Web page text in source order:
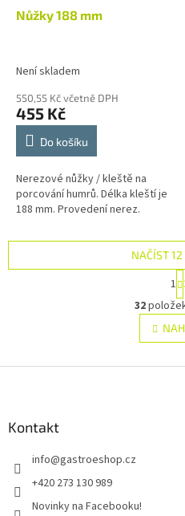
Nůžky 188 mm
Není skladem
550,55 Kč včetně DPH
455 Kč
Do košíku
Nerezové nůžky / kleště na
porcování humrů. Délka kleští je
188 mm. Provedení nerez.
O
l
NAČÍST
t
r
á
n
k
v
1
32
Kontakt
info@gastroeshop.cz
+420 273 130 989
Novinky na Facebooku!